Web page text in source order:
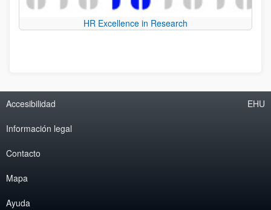
HR Excellence in Research
Accesibilidad
Información legal
Contacto
Mapa
Ayuda
EHU